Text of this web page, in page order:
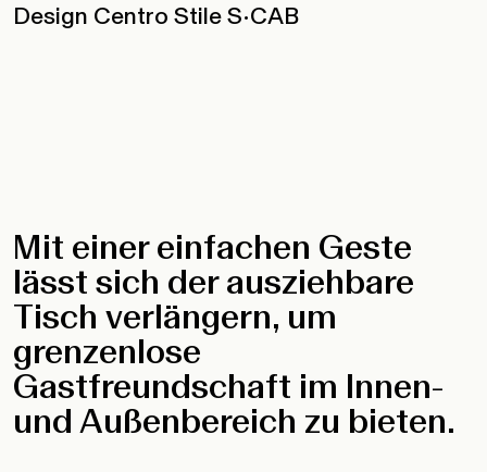
Design Centro Stile S•CAB
Mit einer einfachen Geste
lässt sich der ausziehbare
Tisch verlängern, um
grenzenlose
Gastfreundschaft im Innen-
und Außenbereich zu bieten.